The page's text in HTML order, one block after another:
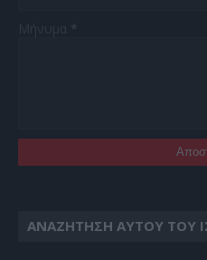
ΑΝΑΖΉΤΗΣΗ ΑΥΤΟΎ ΤΟΥ